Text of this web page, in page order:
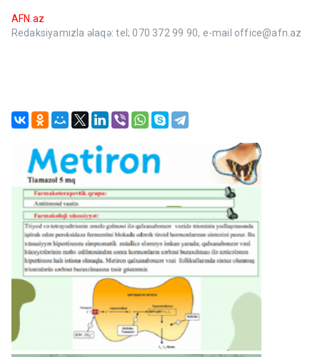
AFN.az
Redaksiyamızla əlaqə: tel; 070 372 99 90, e-mail office@afn.az